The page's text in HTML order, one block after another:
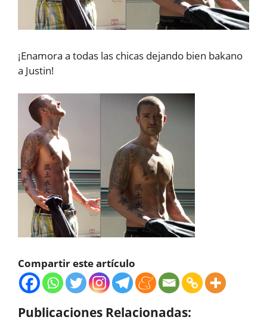
¡Enamora a todas las chicas dejando bien bakano
a Justin!
Compartir este artículo
Publicaciones Relacionadas: